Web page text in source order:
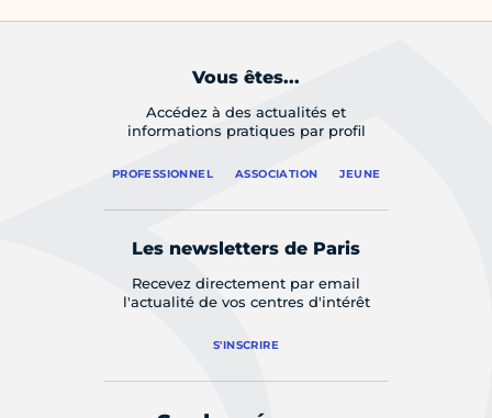
Vous êtes...
Accédez à des actualités et
informations pratiques par profil
PROFESSIONNEL ASSOCIATION JEUNE
Les newsletters de Paris
Recevez directement par email
l'actualité de vos centres d'intérêt
S'INSCRIRE